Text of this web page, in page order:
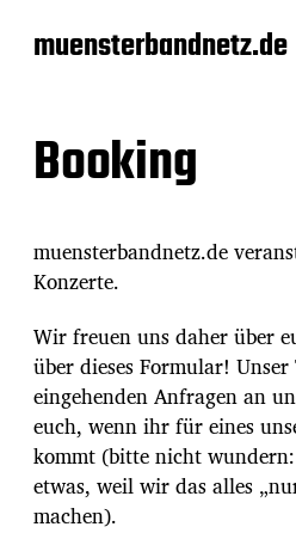
muensterbandnetz.de
Booking
muensterbandnetz.de
Konzerte.
Wir freuen uns daher über
über dieses Formular!
eingehenden Anfragen an
euch, wenn ihr für eines
kommt (bitte nicht
etwas, weil wir das alles
machen).